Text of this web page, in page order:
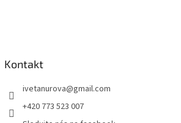
Kontakt
ivetanurova@gmail.com
+420 773 523 007